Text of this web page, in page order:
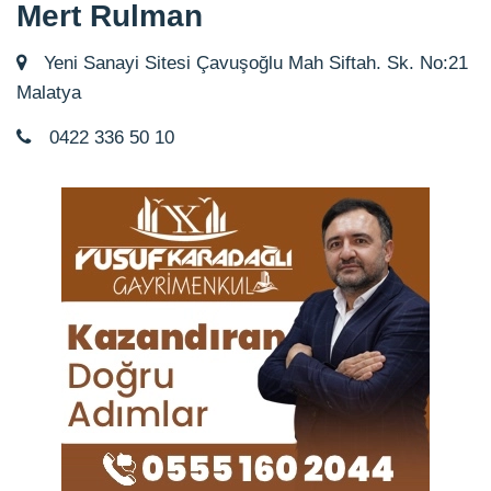
Mert Rulman
Yeni Sanayi Sitesi Çavuşoğlu Mah Siftah. Sk. No:21
Malatya
0422 336 50 10